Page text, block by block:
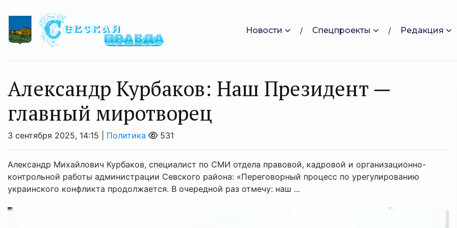
Новости Спецпроекты Редакция
Александр Курбаков: Наш Президент —
главный миротворец
3 сентября 2025, 14:15 | Политика 531
Александр Михайлович Курбаков, специалист по СМИ отдела правовой, кадровой и организационно-
контрольной работы администрации Севского района: «Переговорный процесс по урегулированию
украинского конфликта продолжается. В очередной раз отмечу: наш ...